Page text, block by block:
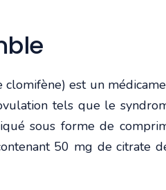
clomifène) est un
tels que le
sous forme de
50 mg de citrate